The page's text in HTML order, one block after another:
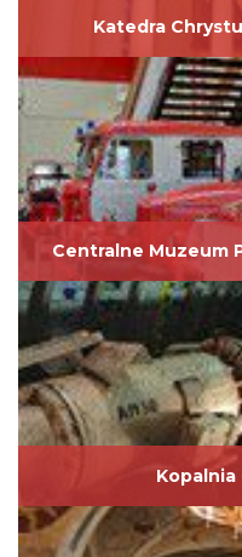
Katedra
Centralne Muzeum
Kopalnia